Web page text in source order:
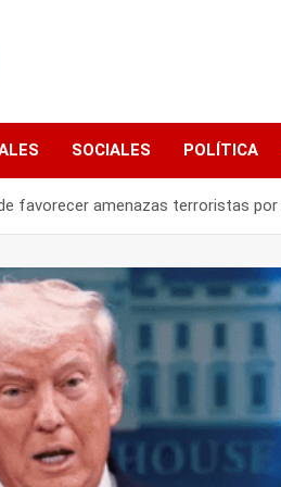
SOCIALES POLÍTICA
favorecer amenazas terroristas